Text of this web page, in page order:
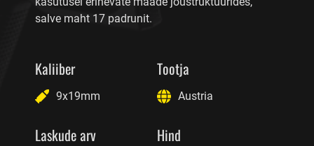
salve maht 17 padrunit.
Kaliiber
9x19mm
Tootja
Austria
Laskude arv Hind